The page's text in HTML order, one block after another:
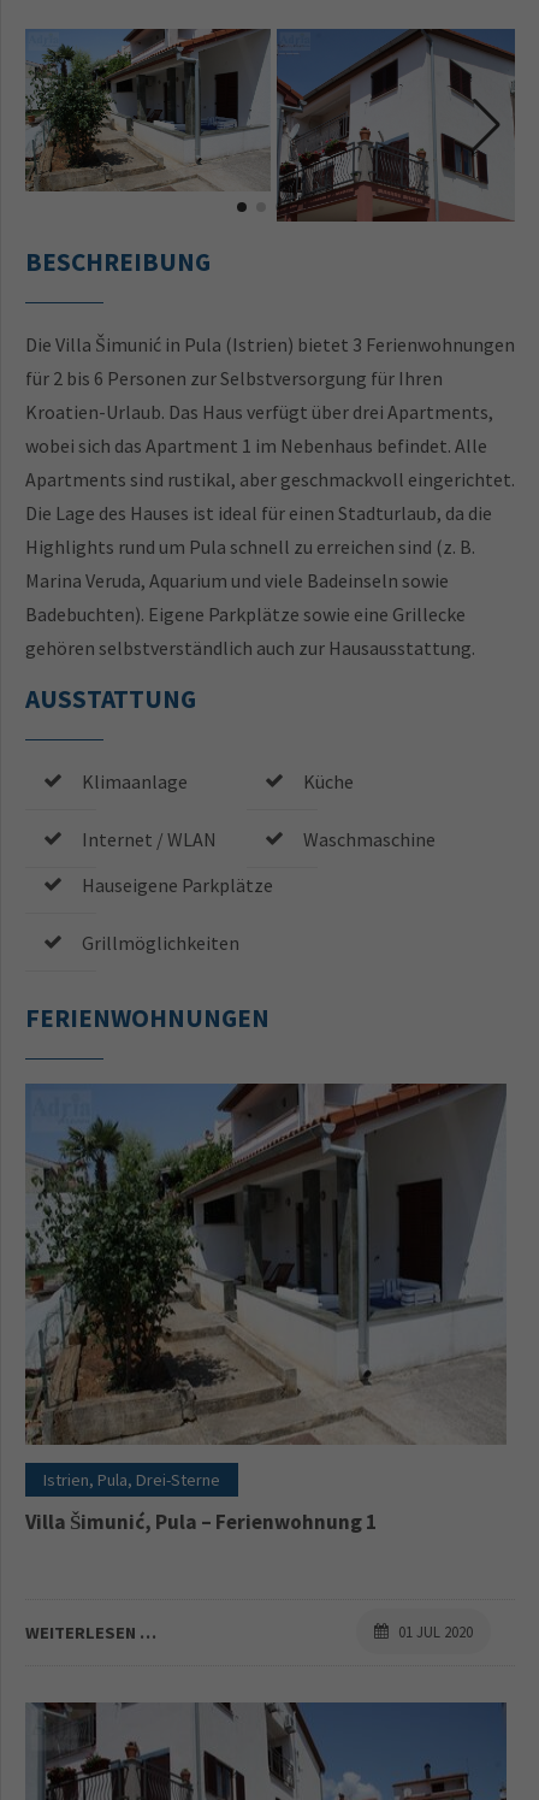
BESCHREIBUNG
Die Villa Šimunić in Pula (Istrien) bietet 3 Ferienwohnungen
für 2 bis 6 Personen zur Selbstversorgung für Ihren
Kroatien-Urlaub. Das Haus verfügt über drei Apartments,
wobei sich das Apartment 1 im Nebenhaus befindet. Alle
Apartments sind rustikal, aber geschmackvoll eingerichtet.
Die Lage des Hauses ist ideal für einen Stadturlaub, da die
Highlights rund um Pula schnell zu erreichen sind (z. B.
Marina Veruda, Aquarium und viele Badeinseln sowie
Badebuchten). Eigene Parkplätze sowie eine Grillecke
gehören selbstverständlich auch zur Hausausstattung.
AUSSTATTUNG
Klimaanlage
Internet / WLAN
Küche
Waschmaschine
Hauseigene Parkplätze
Grillmöglichkeiten
FERIENWOHNUNGEN
Istrien, Pula, Drei-Sterne
Villa Šimunić, Pula – Ferienwohnung 1
WEITERLESEN … 01 JUL 2020